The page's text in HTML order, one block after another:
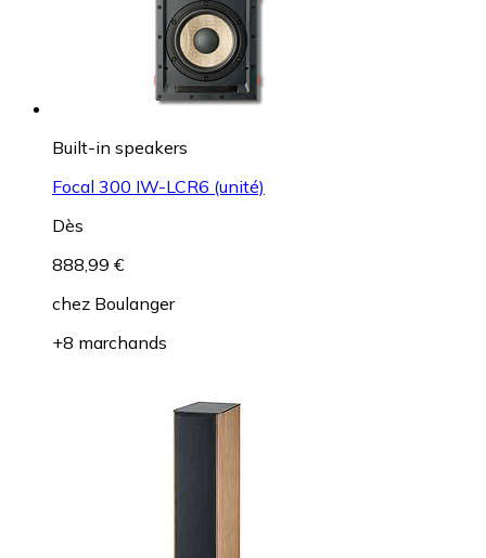
Built-in speakers
Focal 300 IW-LCR6 (unité)
Dès
888,99 €
chez Boulanger
+8 marchands